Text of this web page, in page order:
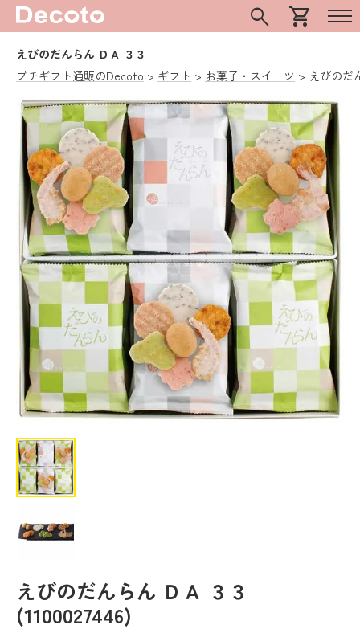
search shopping_cart
えびのだんらん ＤＡ ３３
プチギフト通販のDecoto
ギフト お菓子・スイーツ えびのだ
えびのだんらん ＤＡ ３３
(1100027446)